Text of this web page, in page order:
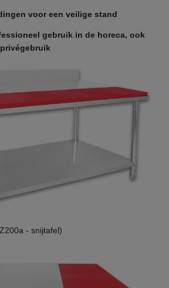
voor een veilige stand
gebruik in de horeca, ook
- snijtafel)